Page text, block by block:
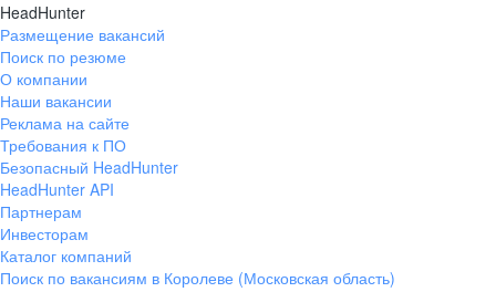
HeadHunter
Размещение вакансий
Поиск по резюме
О компании
Наши вакансии
Реклама на сайте
Требования к ПО
Безопасный HeadHunter
HeadHunter API
Партнерам
Инвесторам
Каталог компаний
Поиск по вакансиям в Королеве (Московская область)